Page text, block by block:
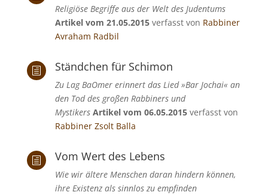
Religiöse Begriffe aus der Welt des Judentums
Artikel vom 21.05.2015verfasst von Rabbiner
Avraham Radbil
h Ständchen für Schimon
Zu Lag BaOmer erinnert das Lied »Bar Jochai« an
den Tod des großen Rabbiners und
Mystikers Artikel vom 06.05.2015verfasst von
Rabbiner Zsolt Balla
h Vom Wert des Lebens
Wie wir ältere Menschen daran hindern können,
ihre Existenz als sinnlos zu empfinden